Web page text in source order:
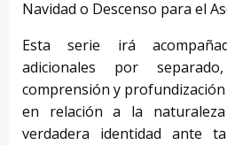
Navidad o Descenso para el
Esta serie irá
adicionales por
comprensión y
en relación a la
verdadera identidad ante